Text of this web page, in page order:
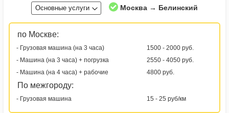
Основные услуги Москва → Белинский
по Москве:
- Грузовая машина (на 3 часа)
1500 - 2000 руб.
- Машина (на 3 часа) + погрузка
2550 - 4050 руб.
- Машина (на 4 часа) + рабочие
4800 руб.
По межгороду:
- Грузовая машина 15 - 25 руб/км